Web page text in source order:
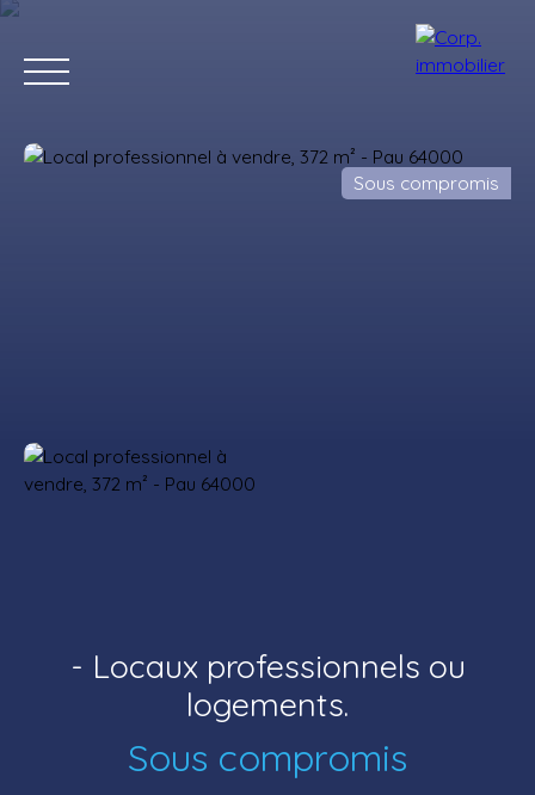
Sous compromis
- Locaux professionnels ou
logements.
Sous compromis